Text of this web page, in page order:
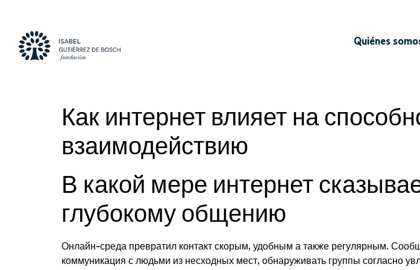
Quiénes
Как интернет влияет на
взаимодействию
В какой мере интернет
глубокому общению
Онлайн-среда превратил контакт скорым, удобным а также регулярным.
коммуникация с людьми из несходных мест, обнаруживать группы согласно